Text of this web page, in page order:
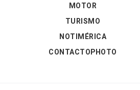
MOTOR
TURISMO
NOTIMÉRICA
CONTACTOPHOTO